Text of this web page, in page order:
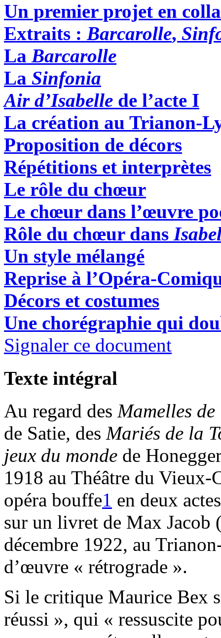
Un premier projet en
Extraits : Barcarolle,
La Barcarolle
La Sinfonia
Air d’Isabelle de l’acte I
La création au Trianon-
Proposition de décors
Répétitions et interprètes
Le rôle du chœur
Le chœur dans l’œuvre
Rôle du chœur dans
Un style mélangé
Reprise à l’Opéra-
Décors et costumes
Une chorégraphie qui
Signaler ce document
Texte intégral
Au regard des Mamelles
de Satie, des Mariés de la
jeux du monde de
1918 au Théâtre du
opéra bouffe1 en deux
sur un livret de Max Jacob
décembre 1922, au
d’œuvre « rétrograde ».
Si le critique Maurice Bex
réussi », qui « ressuscite